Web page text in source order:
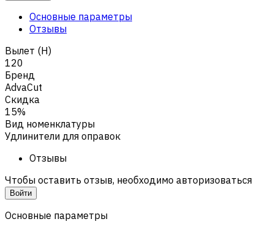
Основные параметры
Отзывы
Вылет (H)
120
Бренд
AdvaCut
Скидка
15%
Вид номенклатуры
Удлинители для оправок
Отзывы
Чтобы оставить отзыв, необходимо авторизоваться
Войти
Основные параметры